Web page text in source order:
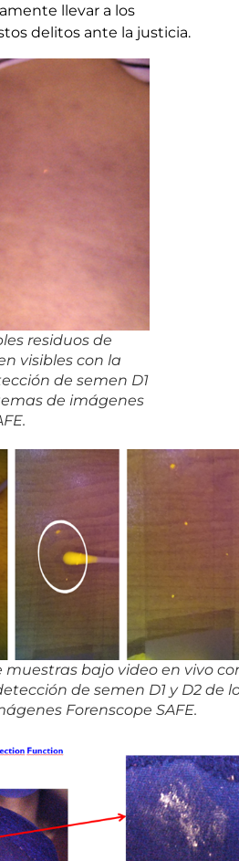
llevar a los
delitos ante la justicia.
residuos de
visibles con la
de semen D1
de imágenes
muestras bajo video en vivo
de semen D1 y D2 de
Forenscope SAFE.